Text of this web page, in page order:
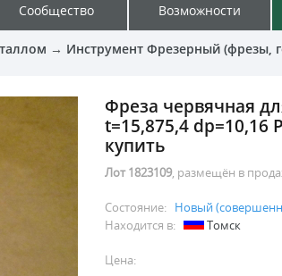
Сообщество Возможности
→ Инструмент Фрезерный (фрезы,
Фреза червячная
t=15,875,4
купить
Лот 1823109, размещён в
Состояние: Новый
Находится в:
Томск
Цена: